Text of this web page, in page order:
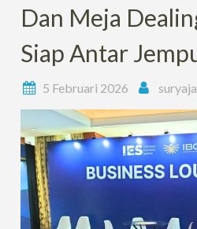
Dan Meja
Siap Antar
5 Februari 2026